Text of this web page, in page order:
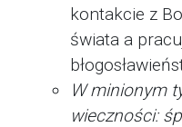
kontakcie z
świata a
W minionym
wieczności: